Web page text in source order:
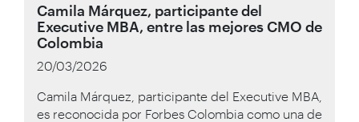
Camila Márquez, participante del
Executive MBA, entre las mejores CMO de
Colombia
20/03/2026
Camila Márquez, participante del Executive MBA,
es reconocida por Forbes Colombia como una de